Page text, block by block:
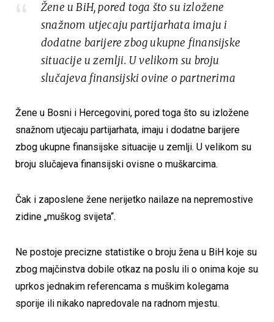
Žene u BiH, pored toga što su izložene
snažnom utjecaju partijarhata imaju i
dodatne barijere zbog ukupne finansijske
situacije u zemlji. U velikom su broju
slučajeva finansijski ovine o partnerima
Žene u Bosni i Hercegovini, pored toga što su izložene
snažnom utjecaju partijarhata, imaju i dodatne barijere
zbog ukupne finansijske situacije u zemlji. U velikom su
broju slučajeva finansijski ovisne o muškarcima.
Čak i zaposlene žene nerijetko nailaze na nepremostive
zidine „muškog svijeta“.
Ne postoje precizne statistike o broju žena u BiH koje su
zbog majčinstva dobile otkaz na poslu ili o onima koje su
uprkos jednakim referencama s muškim kolegama
sporije ili nikako napredovale na radnom mjestu.